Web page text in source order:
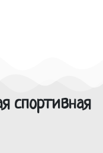
спортивная